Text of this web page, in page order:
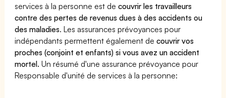
services à la personne est decouvrir les travailleurs
contre des pertes de revenus dues à des accidents ou
des maladies. Les assurances prévoyances pour
indépendants permettent également decouvrir vos
proches (conjoint et enfants) si vous avez un accident
mortel. Un résumé d'une assurance prévoyance pour
Responsable d'unité de services à la personne: